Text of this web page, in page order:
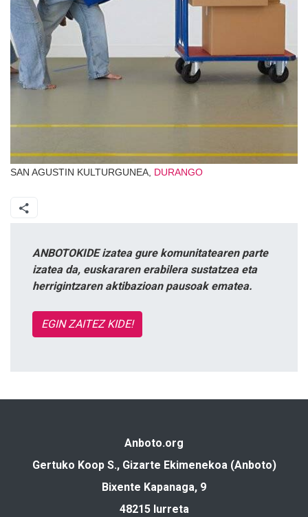
SAN AGUSTIN KULTURGUNEA, DURANGO
ANBOTOKIDE izatea gure komunitatearen parte
izatea da, euskararen erabilera sustatzea eta
herrigintzaren aktibazioan pausoak ematea.
EGIN ZAITEZ KIDE!
Anboto.org
Gertuko Koop S., Gizarte Ekimenekoa (Anboto)
Bixente Kapanaga, 9
48215 Iurreta